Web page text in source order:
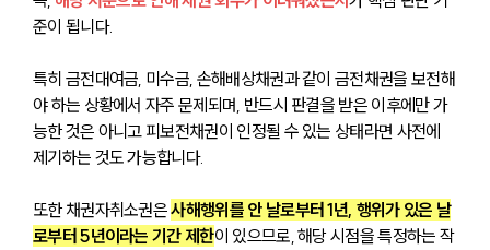
준이 됩니다.
특히 금전대여금, 미수금, 손해배상채권과 같이 금전채권을 보전해
야 하는 상황에서 자주 문제되며, 반드시 판결을 받은 이후에만 가
능한 것은 아니고 피보전채권이 인정될 수 있는 상태라면 사전에
제기하는 것도 가능합니다.
또한 채권자취소권은 사해행위를 안 날로부터 1년, 행위가 있은 날
로부터 5년이라는 기간 제한이 있으므로, 해당 시점을 특정하는 작